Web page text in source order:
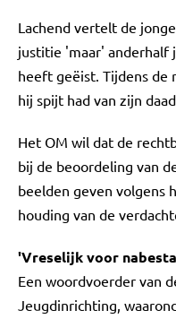
Lachend vertelt de
justitie 'maar' anderhalf
heeft geëist. Tijdens de
hij spijt had van zijn
Het OM wil dat de
bij de beoordeling van
beelden geven volgens
houding van de
'Vreselijk voor
Een woordvoerder van
Jeugdinrichting,